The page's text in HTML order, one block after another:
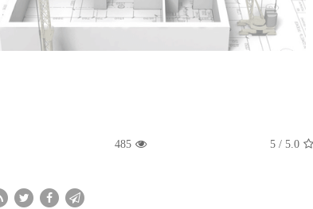
5.0
/
5
485